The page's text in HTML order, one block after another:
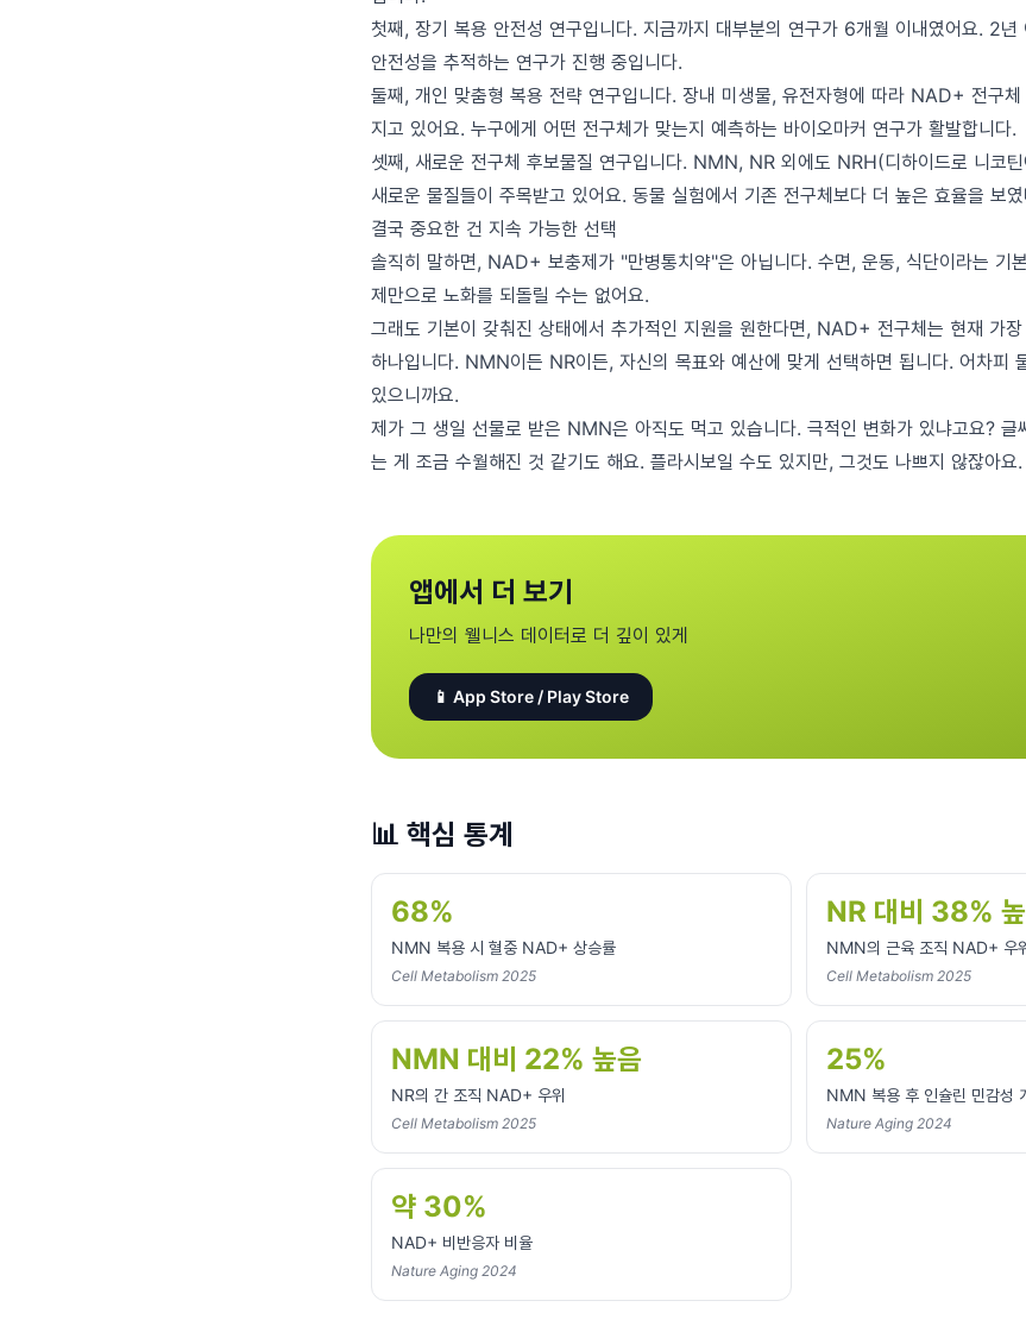
첫째, 장기 복용 안전성 연구입니다. 지금까지 대부분의 연구가 6개월 이내였어요. 2년
안전성을 추적하는 연구가 진행 중입니다.
둘째, 개인 맞춤형 복용 전략 연구입니다. 장내 미생물, 유전자형에 따라 NAD+ 전구체
지고 있어요. 누구에게 어떤 전구체가 맞는지 예측하는 바이오마커 연구가 활발합니다.
셋째, 새로운 전구체 후보물질 연구입니다. NMN, NR 외에도 NRH(디하이드로 니코
새로운 물질들이 주목받고 있어요. 동물 실험에서 기존 전구체보다 더 높은 효율을 보
결국 중요한 건 지속 가능한 선택
솔직히 말하면, NAD+ 보충제가 "만병통치약"은 아닙니다. 수면, 운동, 식단이라는 기
제만으로 노화를 되돌릴 수는 없어요.
그래도 기본이 갖춰진 상태에서 추가적인 지원을 원한다면, NAD+ 전구체는 현재 가
하나입니다. NMN이든 NR이든, 자신의 목표와 예산에 맞게 선택하면 됩니다. 어차피
있으니까요.
제가 그 생일 선물로 받은 NMN은 아직도 먹고 있습니다. 극적인 변화가 있냐고요? 글
는 게 조금 수월해진 것 같기도 해요. 플라시보일 수도 있지만, 그것도 나쁘지 않잖아요.
앱에서 더 보기
나만의 웰니스 데이터로 더 깊이 있게
📱 App Store / Play Store
📊 핵심 통계
68%
NMN 복용 시 혈중 NAD+ 상승률
Cell Metabolism 2025
NR 대비 38%
NMN의 근육 조직 NAD+ 우
Cell Metabolism 2025
NMN 대비 22% 높음
NR의 간 조직 NAD+ 우위
Cell Metabolism 2025
25%
NMN 복용 후 인슐린 민감성
Nature Aging 2024
약 30%
NAD+ 비반응자 비율
Nature Aging 2024